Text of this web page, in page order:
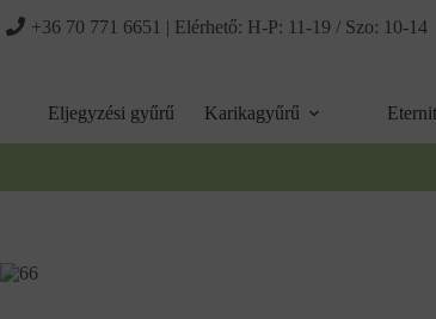
a
+36 70 771 6651 | Elérhető: H-P: 11-19 / Szo: 10-14
Eljegyzési gyűrű Karikagyűrű